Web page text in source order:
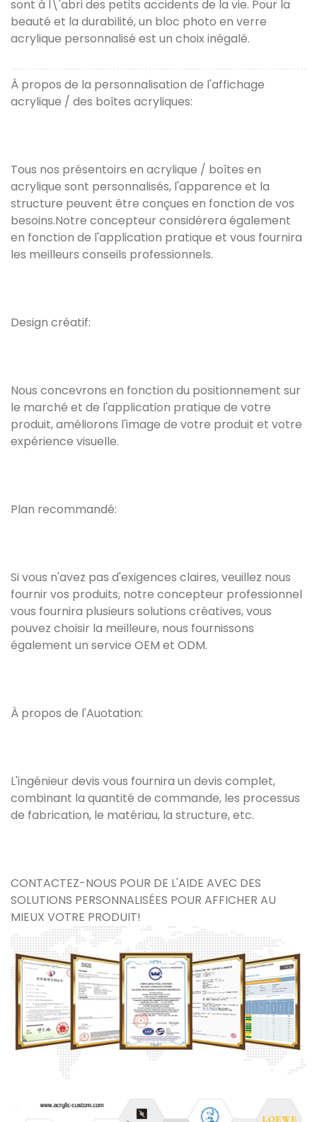
sont à l\'abri des petits accidents de la vie. Pour la
beauté et la durabilité, un bloc photo en verre
acrylique personnalisé est un choix inégalé.
À propos de la personnalisation de l'affichage
acrylique / des boîtes acryliques:
Tous nos présentoirs en acrylique / boîtes en
acrylique sont personnalisés, l'apparence et la
structure peuvent être conçues en fonction de vos
besoins.Notre concepteur considérera également
en fonction de l'application pratique et vous fournira
les meilleurs conseils professionnels.
Design créatif:
Nous concevrons en fonction du positionnement sur
le marché et de l'application pratique de votre
produit, améliorons l'image de votre produit et votre
expérience visuelle.
Plan recommandé:
Si vous n'avez pas d'exigences claires, veuillez nous
fournir vos produits, notre concepteur professionnel
vous fournira plusieurs solutions créatives, vous
pouvez choisir la meilleure, nous fournissons
également un service OEM et ODM.
À propos de l'Auotation:
L'ingénieur devis vous fournira un devis complet,
combinant la quantité de commande, les processus
de fabrication, le matériau, la structure, etc.
CONTACTEZ-NOUS POUR DE L'AIDE AVEC DES
SOLUTIONS PERSONNALISÉES POUR AFFICHER AU
MIEUX VOTRE PRODUIT!